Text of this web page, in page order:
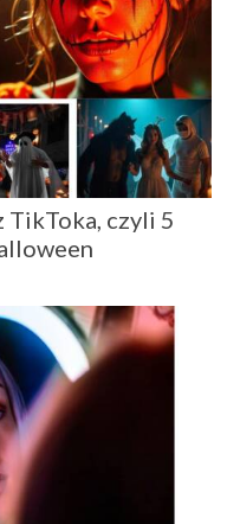
czyli 5